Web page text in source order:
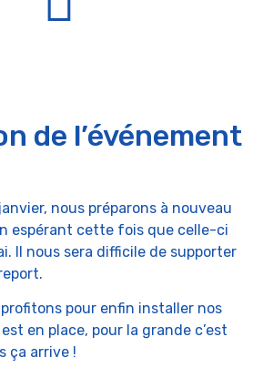
de l’événement
nous préparons à nouveau
espérant cette fois que celle-ci
Il nous sera difficile de supporter
pour enfin installer nos
en place, pour la grande c’est
ça arrive !